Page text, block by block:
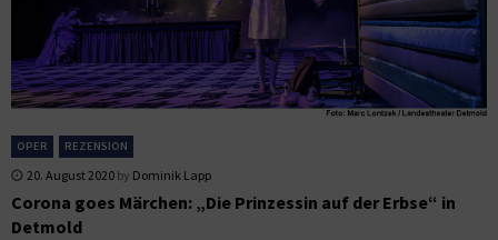
OPER REZENSION
20. August 2020 by Dominik Lapp
Corona goes Märchen: „Die Prinzessin auf der Erbse“ in
Detmold